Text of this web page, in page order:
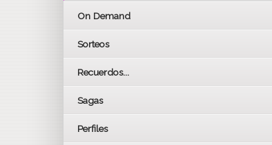
On Demand
Sorteos
Recuerdos...
Sagas
Perfiles